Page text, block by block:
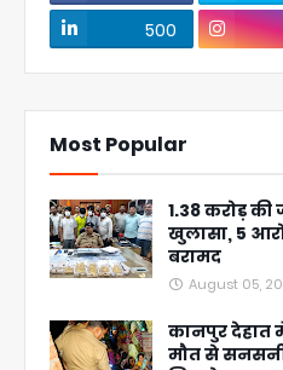
500
Most Popular
1.38 करोड़
खुलासा, 5
बरामद
August 05,
कानपुर देहात
मौत से